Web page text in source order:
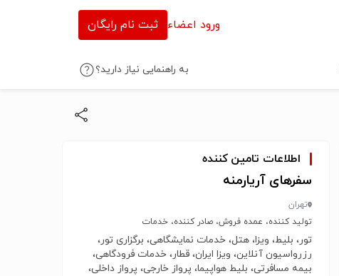
ورود اعضاء ثبت نام رایگان
به راهنمایی نیاز دارید؟
اطلاعات تامین کننده
سفرهای آریارمنه
تهران
تولید کننده، عمده فروش، صادر کننده، خدمات
تور، بلیط، ویزا، هتل، خدمات نمایشگاهی، برگزاری تور،
رزرواسیون آنلاین، ویزا ایران، قطار، خدمات فرودگاهی،
بیمه مسافرتی، بلیط هواپیما، پرواز خارجی، پرواز داخلی،